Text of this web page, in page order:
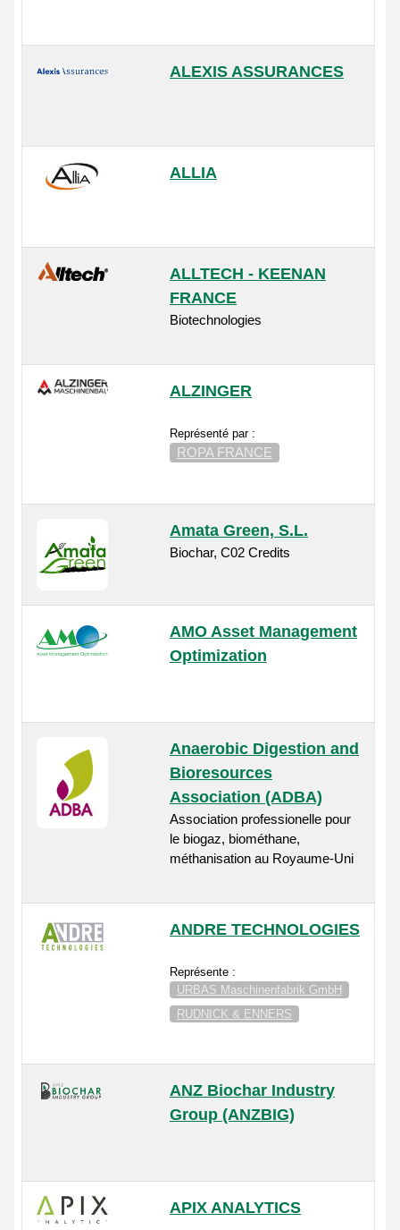
ALEXIS ASSURANCES
ALLIA
ALLTECH - KEENAN
FRANCE
Biotechnologies
ALZINGER
Représenté par :
ROPA FRANCE
Amata Green, S.L.
Biochar, C02 Credits
AMO Asset Management
Optimization
Anaerobic Digestion and
Bioresources
Association (ADBA)
Association professionelle pour
le biogaz, biométhane,
méthanisation au Royaume-Uni
ANDRE TECHNOLOGIES
Représente :
URBAS Maschinenfabrik GmbH
RUDNICK & ENNERS
ANZ Biochar Industry
Group (ANZBIG)
APIX ANALYTICS